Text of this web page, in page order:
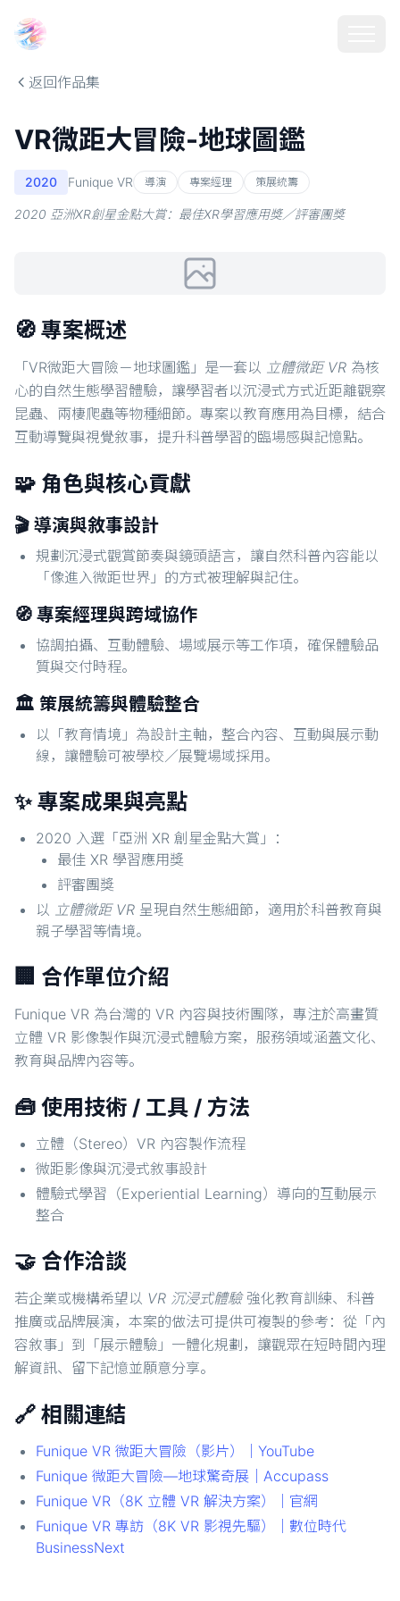
返回作品集
VR微距大冒險-地球圖鑑
2020 Funique VR 導演 專案經理 策展統籌
2020 亞洲XR創星金點大賞：最佳XR學習應用獎／評審團獎
🧭 專案概述
「VR微距大冒險－地球圖鑑」是一套以 立體微距 VR 為核
心的自然生態學習體驗，讓學習者以沉浸式方式近距離觀察
昆蟲、兩棲爬蟲等物種細節。專案以教育應用為目標，結合
互動導覽與視覺敘事，提升科普學習的臨場感與記憶點。
🧩 角色與核心貢獻
🎬 導演與敘事設計
規劃沉浸式觀賞節奏與鏡頭語言，讓自然科普內容能以
「像進入微距世界」的方式被理解與記住。
🧭 專案經理與跨域協作
協調拍攝、互動體驗、場域展示等工作項，確保體驗品
質與交付時程。
🏛️ 策展統籌與體驗整合
以「教育情境」為設計主軸，整合內容、互動與展示動
線，讓體驗可被學校／展覽場域採用。
✨ 專案成果與亮點
2020 入選「亞洲 XR 創星金點大賞」：
最佳 XR 學習應用獎
評審團獎
以 立體微距 VR 呈現自然生態細節，適用於科普教育與
親子學習等情境。
🏢 合作單位介紹
Funique VR 為台灣的 VR 內容與技術團隊，專注於高畫質
立體 VR 影像製作與沉浸式體驗方案，服務領域涵蓋文化、
教育與品牌內容等。
🧰 使用技術 / 工具 / 方法
立體（Stereo）VR 內容製作流程
微距影像與沉浸式敘事設計
體驗式學習（Experiential Learning）導向的互動展示
整合
🤝 合作洽談
若企業或機構希望以 VR 沉浸式體驗強化教育訓練、科普
推廣或品牌展演，本案的做法可提供可複製的參考：從「內
容敘事」到「展示體驗」一體化規劃，讓觀眾在短時間內理
解資訊、留下記憶並願意分享。
🔗 相關連結
Funique VR 微距大冒險（影片）｜YouTube
Funique 微距大冒險—地球驚奇展｜Accupass
Funique VR（8K 立體 VR 解決方案）｜官網
Funique VR 專訪（8K VR 影視先驅）｜數位時代
BusinessNext